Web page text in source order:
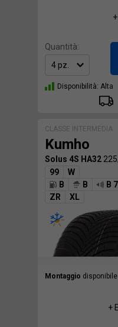
Quantità:
Disponibilità: Alta
CLASSE INTERMEDIA
Kumho
Solus 4S HA32
99
W
B
B
B
ZR
XL
Montaggio disponibile
+